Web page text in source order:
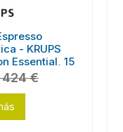
- KRUPS
Essential, 15
€